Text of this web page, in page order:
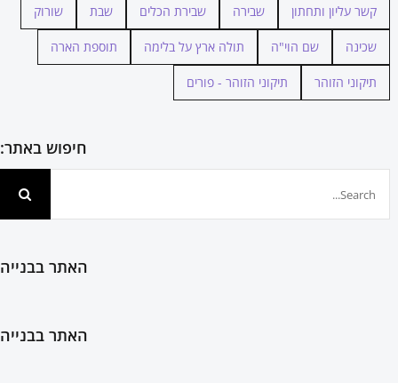
קשר עליון ותחתון שבירה שבירת הכלים שבת שורוק
שכינה שם הוי"ה תולה ארץ על בלימה תוספת הארה
תיקוני הזוהר תיקוני הזוהר - פורים
חיפוש באתר:
האתר בבנייה
האתר בבנייה